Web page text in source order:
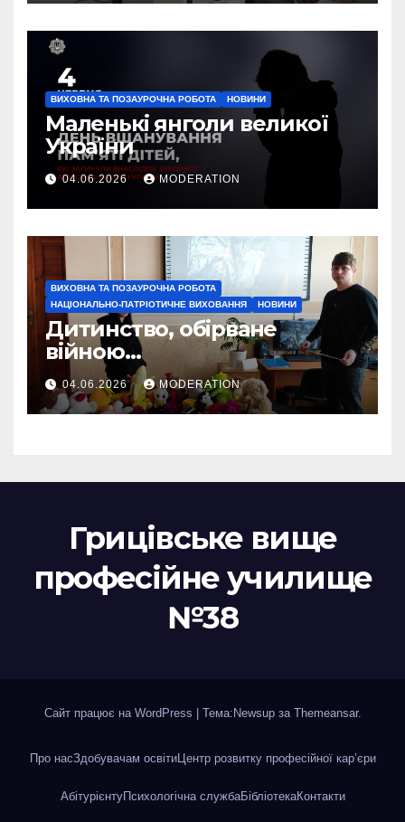
ВИХОВНА ТА ПОЗАУРОЧНА РОБОТА НОВИНИ
Маленькі янголи великої
України
04.06.2026 MODERATION
ВИХОВНА ТА ПОЗАУРОЧНА РОБОТА
НАЦІОНАЛЬНО-ПАТРІОТИЧНЕ ВИХОВАННЯ
НОВИНИ
Дитинство, обірване
війною…
04.06.2026 MODERATION
Грицівське вище
професійне училище
№38
Сайт працює на WordPress Тема:Newsup за Themeansar.
Про насЗдобувачам освітиЦентр розвитку професійної кар’єри
АбітурієнтуПсихологічна службаБібліотекаКонтакти